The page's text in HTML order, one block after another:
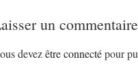
un commentaire
devezêtre connectépour